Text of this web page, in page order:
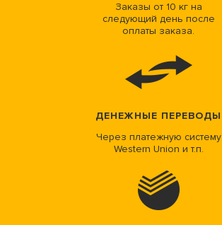
Заказы от 10 кг на
следующий день после
оплаты заказа.
ДЕНЕЖНЫЕ ПЕРЕВОДЫ
Через платежную систему
Western Union и т.п.